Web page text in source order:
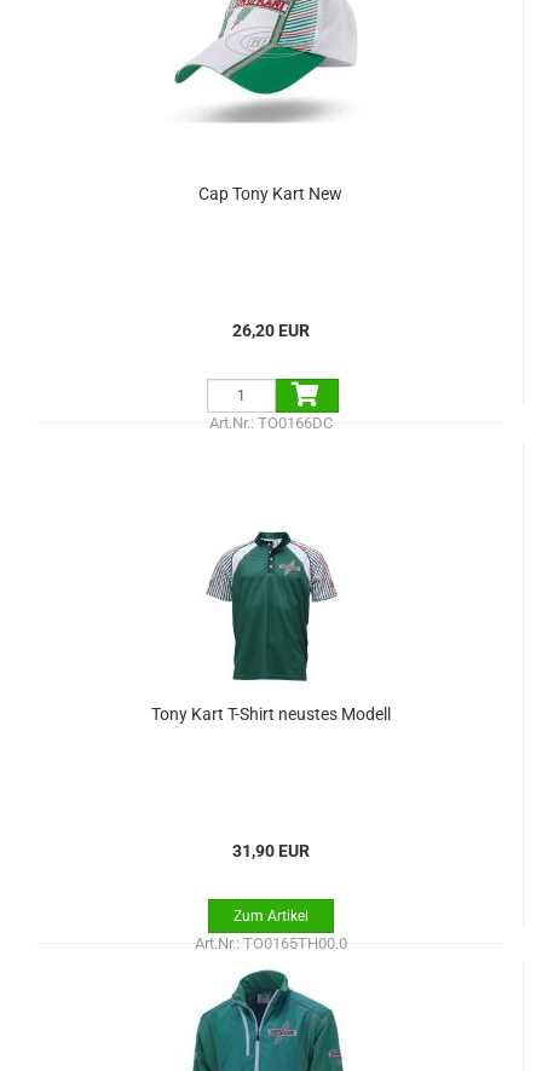
Cap Tony Kart New
26,20 EUR
Art.Nr.: TO0166DC
Tony Kart T-Shirt neustes Modell
31,90 EUR
Art.Nr.: TO0165TH00.0